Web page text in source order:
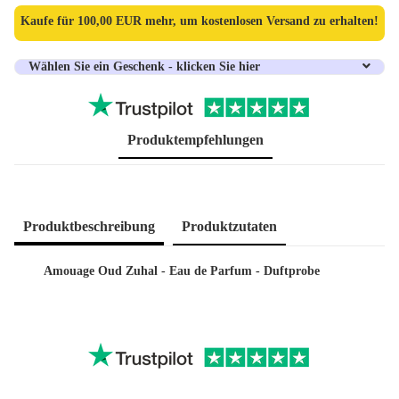
Kaufe für 100,00 EURmehr, um kostenlosen Versand zu erhalten!
Wählen Sie ein Geschenk - klicken Sie hier
Produktempfehlungen
Produkt­beschreibung Produkt­zutaten
Amouage Oud Zuhal - Eau de Parfum - Duftprobe